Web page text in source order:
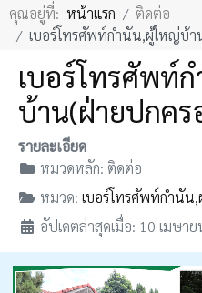
คุณอยู่ที่: หน้าแรก
ติดต่อ
เบอร์โทรศัพท์กำนัน,ผู้ใหญ่บ้า
เบอร์โทรศัพท์
บ้าน(ฝ่ายปกคร
รายละเอียด
หมวดหลัก: ติดต่อ
หมวด: เบอร์โทรศัพท์กำนัน
อัปเดตล่าสุดเมื่อ: 10 เมษา